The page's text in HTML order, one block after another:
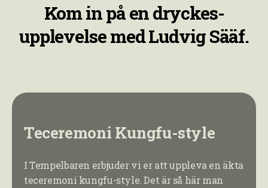
Kom in på en dryckes-
upplevelse med Ludvig Sääf.
Teceremoni Kungfu-style
I Tempelbaren erbjuder vi er att uppleva en äkta
teceremoni kungfu-style. Det är så här man